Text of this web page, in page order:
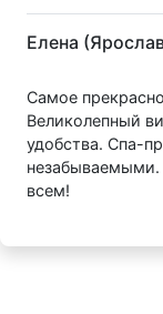
Елена
Самое
Великолепный
удобства. Спа-
всем!